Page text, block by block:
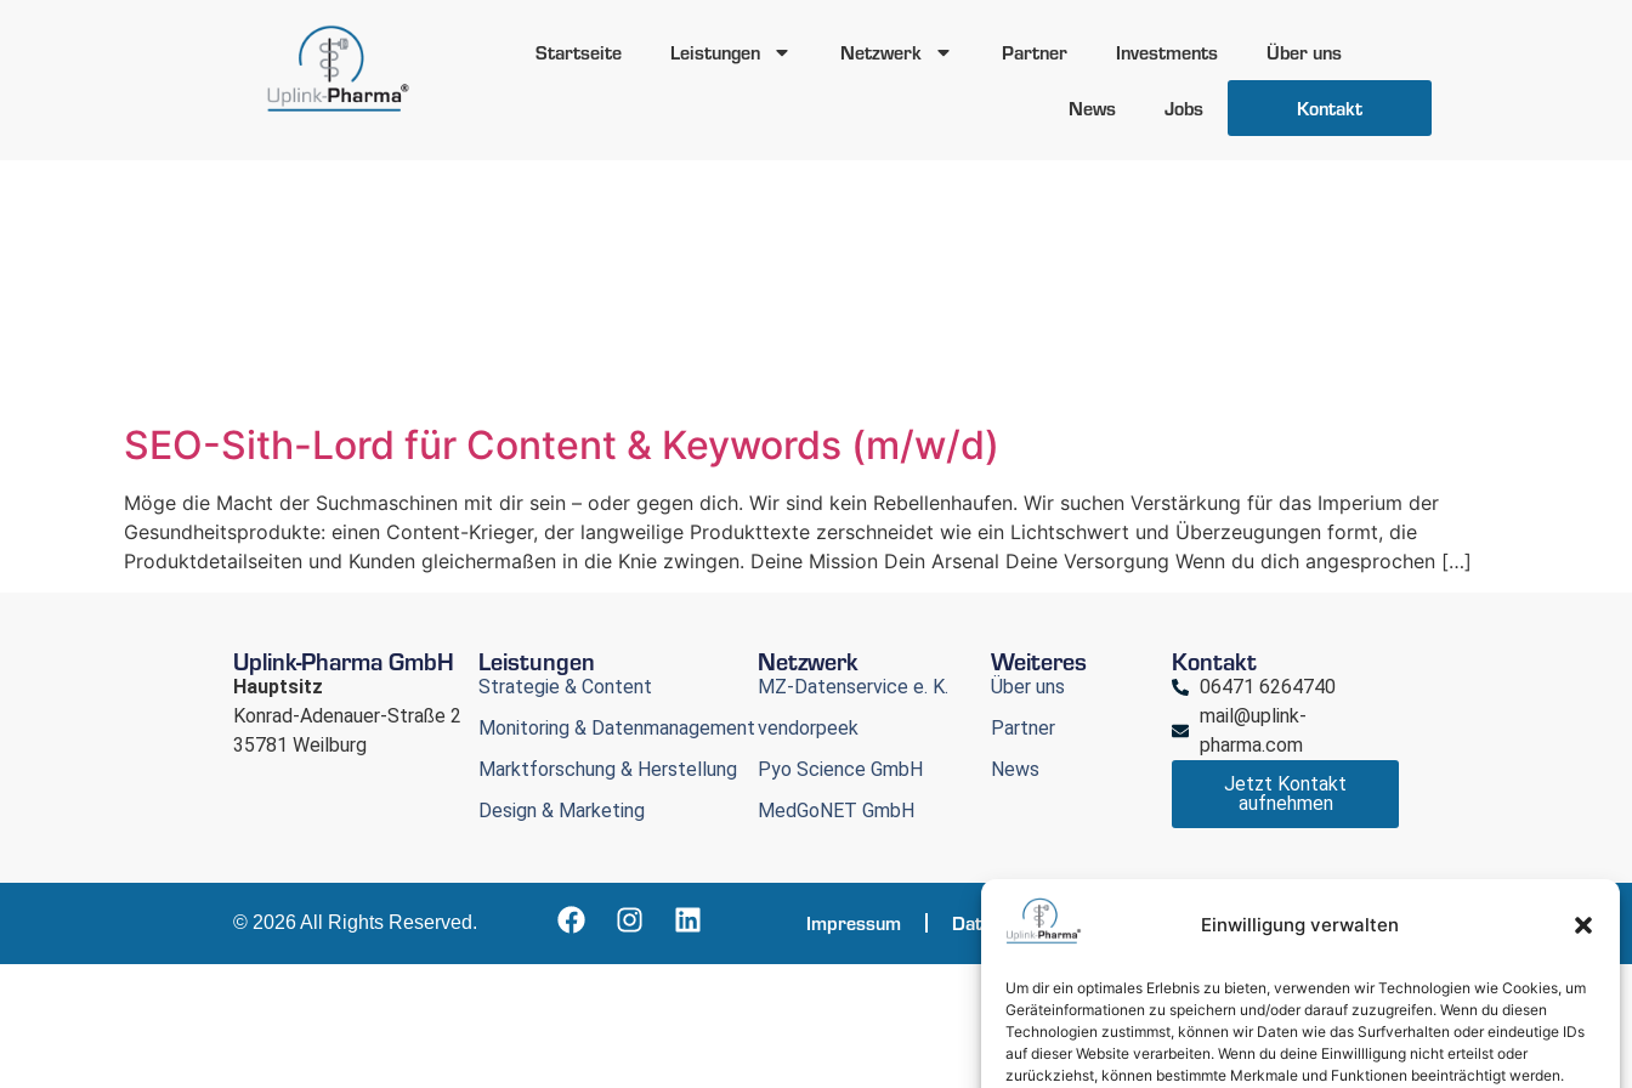
Einwilligung verwalten
Um dir ein optimales Erlebnis zu bieten, verwenden wir Technologien wie Cookies, um
Geräteinformationen zu speichern und/oder darauf zuzugreifen. Wenn du diesen
Technologien zustimmst, können wir Daten wie das Surfverhalten oder eindeutige IDs
auf dieser Website verarbeiten. Wenn du deine Einwillligung nicht erteilst oder
zurückziehst, können bestimmte Merkmale und Funktionen beeinträchtigt werden.
Startseite Leistungen Netzwerk Partner Investments Über uns
News Jobs Kontakt
SEO-Sith-Lord für Content & Keywords (m/w/d)
Möge die Macht der Suchmaschinen mit dir sein – oder gegen dich. Wir sind kein Rebellenhaufen. Wir suchen Verstärkung für das Imperium der
Gesundheitsprodukte: einen Content-Krieger, der langweilige Produkttexte zerschneidet wie ein Lichtschwert und Überzeugungen formt, die
Produktdetailseiten und Kunden gleichermaßen in die Knie zwingen. Deine Mission Dein Arsenal Deine Versorgung Wenn du dich angesprochen […]
Uplink-Pharma GmbH
Hauptsitz
Konrad-Adenauer-Straße 2
35781 Weilburg
Leistungen
Strategie & Content
Monitoring & Datenmanagement
Marktforschung & Herstellung
Design & Marketing
Netzwerk
MZ-Datenservice e. K.
vendorpeek
Pyo Science GmbH
MedGoNET GmbH
Weiteres
Über uns
Partner
News
Kontakt
06471 6264740
mail@uplink-
pharma.com
Jetzt Kontakt
aufnehmen
© 2026 All Rights Reserved. Impressum Datenschutz Cookie-Richtlinie (EU) AGB